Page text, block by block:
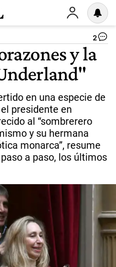
2
y la
en una especie de
presidente en
al “sombrerero
y su hermana
monarca”, resume
a paso, los últimos